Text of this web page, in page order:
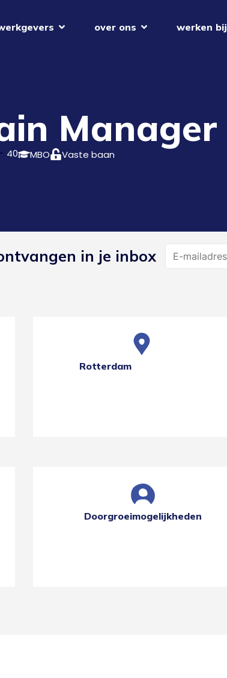
over ons werken bij
Manager
40 MBO Vaste baan
in je inbox
Rotterdam
Doorgroeimogelijkheden